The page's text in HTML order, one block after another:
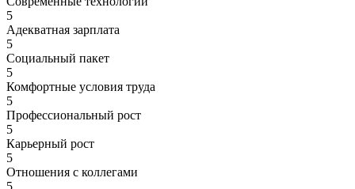
5
Адекватная зарплата
5
Социальный пакет
5
Комфортные условия труда
5
Профессиональный рост
5
Карьерный рост
5
Отношения с коллегами
5